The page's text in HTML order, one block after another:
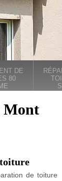
DE
80
Mont
de toiture